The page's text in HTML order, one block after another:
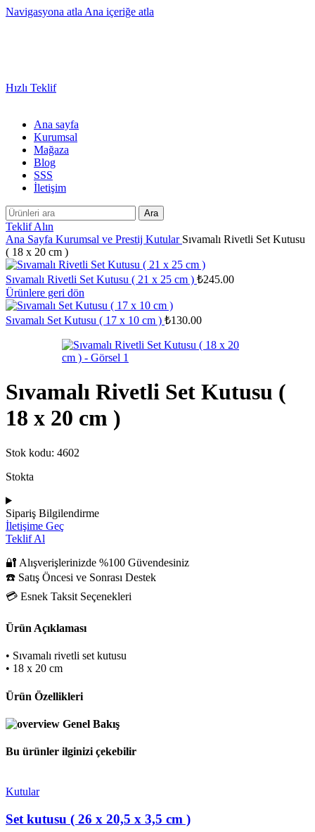
Navigasyona atla Ana içeriğe atla
Hızlı Teklif
Ana sayfa
Kurumsal
Mağaza
Blog
SSS
İletişim
Ara
Teklif Alın
Ana Sayfa Kurumsal ve Prestij Kutular Sıvamalı Rivetli Set Kutusu
( 18 x 20 cm )
Sıvamalı Rivetli Set Kutusu ( 21 x 25 cm ) ₺245.00
Ürünlere geri dön
Sıvamalı Set Kutusu ( 17 x 10 cm ) ₺130.00
Sıvamalı Rivetli Set Kutusu (
18 x 20 cm )
Stok kodu: 4602
Stokta
Sipariş Bilgilendirme
İletişime Geç
Teklif Al
🔐 Alışverişlerinizde %100 Güvendesiniz
☎️ Satış Öncesi ve Sonrası Destek
💳 Esnek Taksit Seçenekleri
Ürün Açıklaması
• Sıvamalı rivetli set kutusu
• 18 x 20 cm
Ürün Özellikleri
Genel Bakış
Bu ürünler ilginizi çekebilir
Kutular
Set kutusu ( 26 x 20,5 x 3,5 cm )